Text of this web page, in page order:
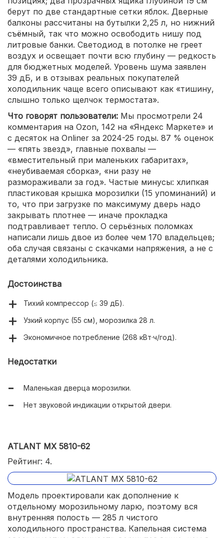
берут по две стандартные сетки яблок. Дверные
балконы рассчитаны на бутылки 2,25 л, но нижний
съёмный, так что можно освободить нишу под
литровые банки. Светодиод в потолке не греет
воздух и освещает почти всю глубину — редкость
для бюджетных моделей. Уровень шума заявлен
39 дБ, и в отзывах реальных покупателей
холодильник чаще всего описывают как «тишину,
слышно только щелчок термостата».
Что говорят пользователи: Мы просмотрели 24
комментария на Ozon, 142 на «Яндекс Маркете» и
с десяток на Onliner за 2024-25 годы. 87 % оценок
— «пять звезд», главные похвалы —
«вместительный при маленьких габаритах»,
«неубиваемая сборка», «ни разу не
размораживали за год». Частые минусы: хлипкая
пластиковая крышка морозилки (15 упоминаний) и
то, что при загрузке по максимуму дверь надо
закрывать плотнее — иначе прокладка
подтравливает тепло. О серьёзных поломках
написали лишь двое из более чем 170 владельцев;
оба случая связаны с скачками напряжения, а не с
деталями холодильника.
Достоинства
Тихий компрессор (≤ 39 дБ).
Узкий корпус (55 см), морозилка 28 л.
Экономичное потребление (268 кВт·ч/год).
Недостатки
Маленькая дверца морозилки.
Нет звуковой индикации открытой двери.
ATLANT МХ 5810-62
Рейтинг: 4.
Модель проектировали как дополнение к
отдельному морозильному ларю, поэтому вся
внутренняя полость — 285 л чистого
холодильного пространства. Капельная система